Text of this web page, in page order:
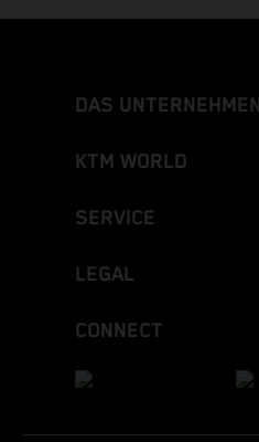
DAS UNTERNEHMEN
KTM WORLD
SERVICE
LEGAL
CONNECT